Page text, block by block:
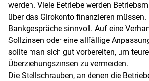
werden. Viele Betriebe werden
über das Girokonto finanzieren müssen.
Bankgespräche sinnvoll. Auf eine
Sollzinsen oder eine allfällige
sollte man sich gut vorbereiten, um teure
Überziehungszinsen zu vermeiden.
Die Stellschrauben, an denen die